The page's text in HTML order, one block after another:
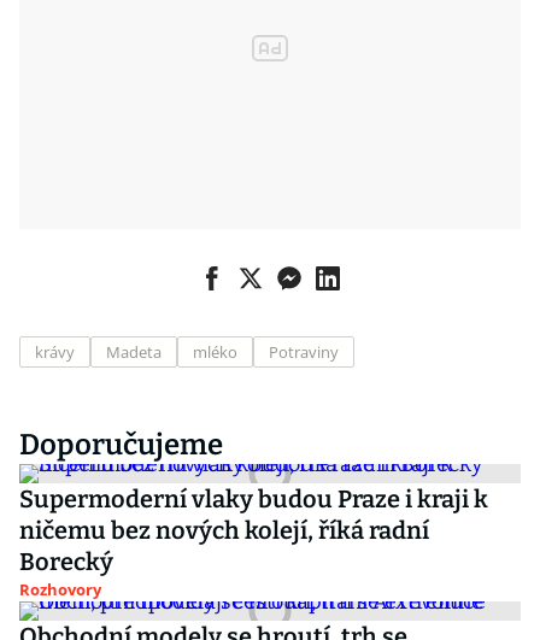
krávy Madeta mléko Potraviny
Doporučujeme
Supermoderní vlaky budou Praze i kraji k
ničemu bez nových kolejí, říká radní
Borecký
Rozhovory